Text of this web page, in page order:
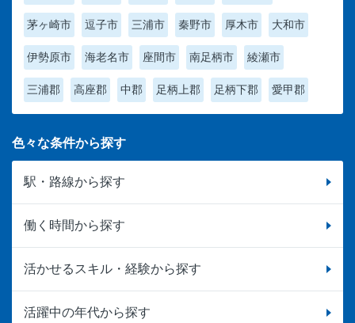
茅ヶ崎市 逗子市 三浦市 秦野市 厚木市 大和市
伊勢原市 海老名市 座間市 南足柄市 綾瀬市
三浦郡 高座郡 中郡 足柄上郡 足柄下郡 愛甲郡
色々な条件から探す
駅・路線から探す
働く時間から探す
活かせるスキル・経験から探す
活躍中の年代から探す